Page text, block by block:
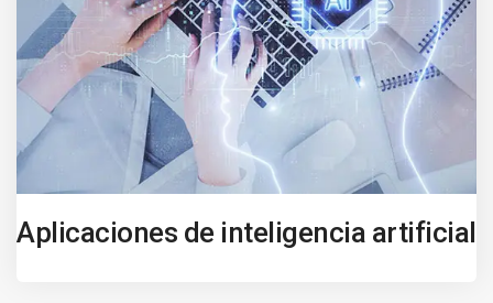
Aplicaciones de inteligencia artificial